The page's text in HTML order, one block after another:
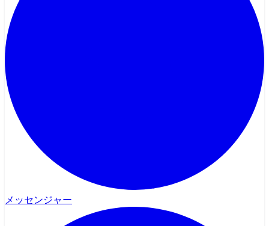
メッセンジャー